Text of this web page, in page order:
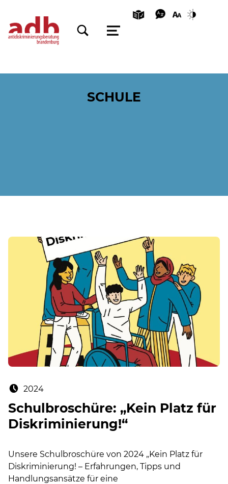
TOGGLE SEARCH FORM MODAL BOX
MENU
SCHULE
Posted on:
2024
Schulbroschüre: „Kein Platz für
Diskriminierung!“
Unsere Schulbroschüre von 2024 „Kein Platz für
Diskriminierung! – Erfahrungen, Tipps und
Handlungsansätze für eine